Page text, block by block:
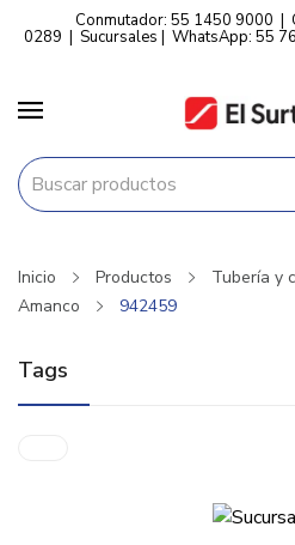
Conmutador: 55 1450 9000 |
0289 | Sucursales | WhatsApp: 55
Inicio Productos Tubería y
Amanco
942459
Tags